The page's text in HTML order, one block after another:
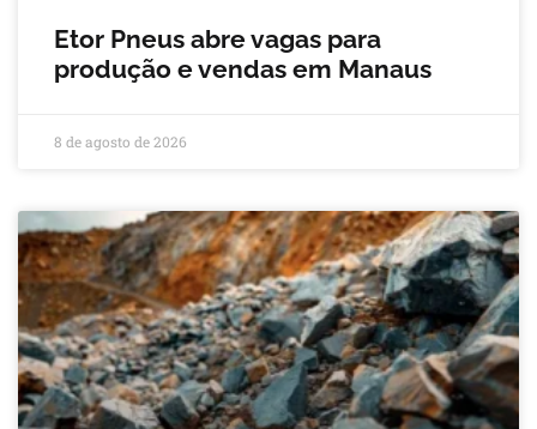
Etor Pneus abre vagas para
produção e vendas em Manaus
8 de agosto de 2026